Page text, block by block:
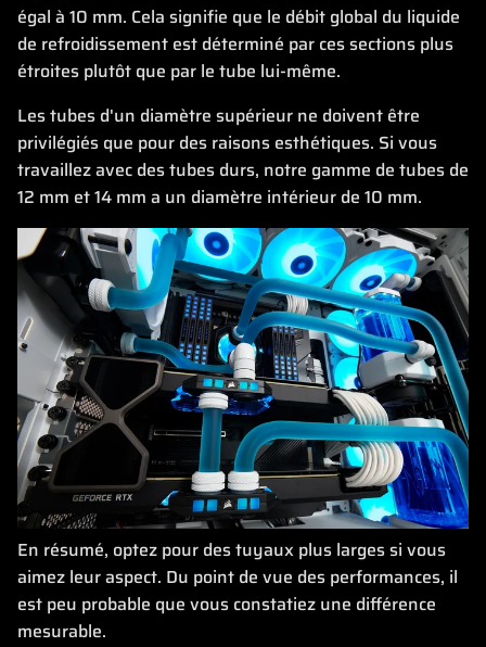
égal à 10 mm. Cela signifie que le débit global du liquide
de refroidissement est déterminé par ces sections plus
étroites plutôt que par le tube lui-même.
Les tubes d'un diamètre supérieur ne doivent être
privilégiés que pour des raisons esthétiques. Si vous
travaillez avec des tubes durs, notre gamme de tubes de
12 mm et 14 mm a un diamètre intérieur de 10 mm.
En résumé, optez pour des tuyaux plus larges si vous
aimez leur aspect. Du point de vue des performances, il
est peu probable que vous constatiez une différence
mesurable.